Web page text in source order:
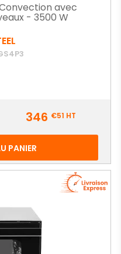
avec
- 3500 W
346 €51 HT
PANIER